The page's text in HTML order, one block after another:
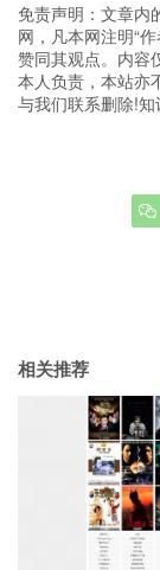
免责声明：文章内
网，凡本网注明“
赞同其观点。内容
本人负责，本站亦
与我们联系删除!知

相关推荐